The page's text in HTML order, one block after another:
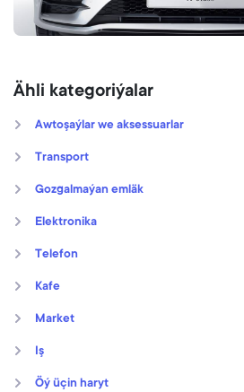
Ähli kategoriýalar
Awtoşaýlar we aksessuarlar
Transport
Gozgalmaýan emläk
Elektronika
Telefon
Kafe
Market
Iş
Öý üçin haryt